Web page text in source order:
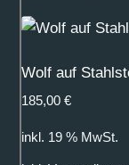
Wolf auf
185,00 €
inkl. 19 % MwSt.